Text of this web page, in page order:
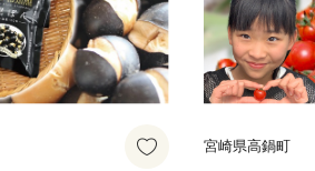
宮崎県高鍋町